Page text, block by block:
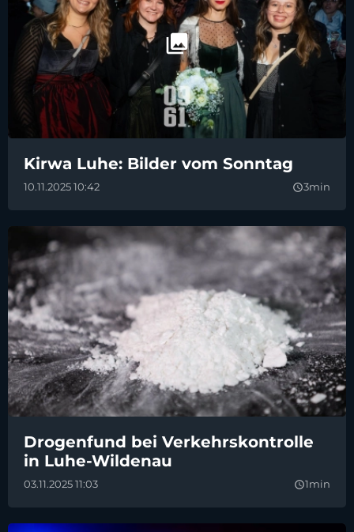
Kirwa Luhe: Bilder vom Sonntag
10.11.2025 10:42 query_builder3min
Drogenfund bei Verkehrskontrolle
in Luhe-Wildenau
03.11.2025 11:03 query_builder1min